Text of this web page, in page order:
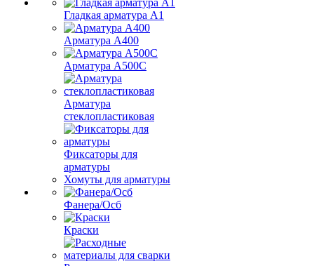
Гладкая арматура А1
Арматура А400
Арматура A500C
Арматура
стеклопластиковая
Фиксаторы для
арматуры
Хомуты для арматуры
Фанера/Осб
Краски